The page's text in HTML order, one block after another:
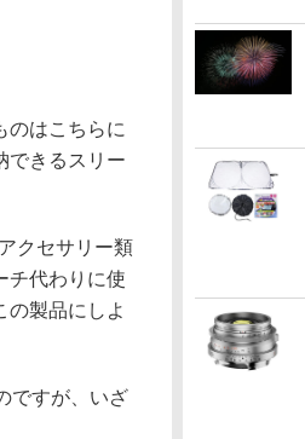
のはこちらに
できるスリー
クセサリー類
チ代わりに使
の製品にしよ
ですが、いざ